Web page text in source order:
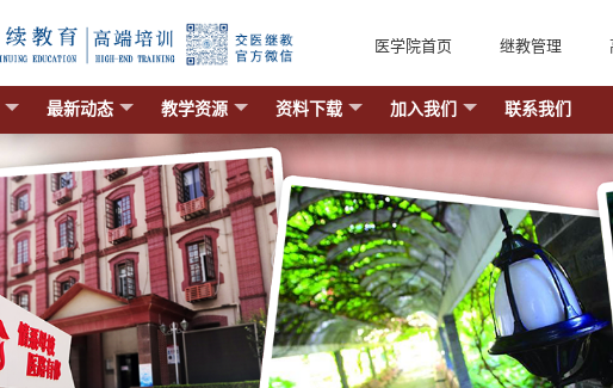
医学院首页 继教管理
最新动态 教学资源 资料下载 加入我们 联系我们